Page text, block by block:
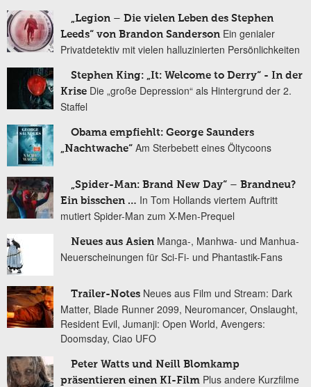
„Legion – Die vielen Leben des Stephen
Leeds“ von Brandon Sanderson Ein genialer
Privatdetektiv mit vielen halluzinierten Persönlichkeiten
Stephen King: „It: Welcome to Derry“ - In der
Krise Die „große Depression“ als Hintergrund der 2.
Staffel
Obama empfiehlt: George Saunders
„Nachtwache“ Am Sterbebett eines Öltycoons
„Spider-Man: Brand New Day“ – Brandneu?
Ein bisschen … In Tom Hollands viertem Auftritt
mutiert Spider-Man zum X-Men-Prequel
Neues aus Asien Manga-, Manhwa- und Manhua-
Neuerscheinungen für Sci-Fi- und Phantastik-Fans
Trailer-Notes Neues aus Film und Stream: Dark
Matter, Blade Runner 2099, Neuromancer, Onslaught,
Resident Evil, Jumanji: Open World, Avengers:
Doomsday, Ciao UFO
Peter Watts und Neill Blomkamp
präsentieren einen KI-Film Plus andere Kurzfilme